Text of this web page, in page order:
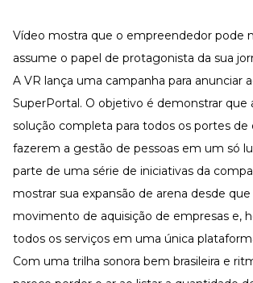
Materiais Gratuitos
Materiais Gratuitos
Todos os Materiais Gratuitos
Confira nossos materiais
Aprofunde seu conhecimento
Ferramentas e Templates
Para agilizar o seu trabalho
Infográfico
Conteúdo prático e rápido
Vídeo mostra que o empreendedor pode
assume o papel de protagonista da sua
A VR lança uma campanha para anunciar
SuperPortal. O objetivo é demonstrar que
solução completa para todos os portes de
fazerem a gestão de pessoas em um só
parte de uma série de iniciativas da
mostrar sua expansão de arena desde
movimento de aquisição de empresas e,
todos os serviços em uma única
Com uma trilha sonora bem brasileira e